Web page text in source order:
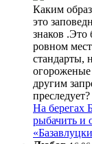
Каким
это
знаков .Это
ровном
стандарты,
огороженые
другим
преследует?
На берегах
рыбачить и